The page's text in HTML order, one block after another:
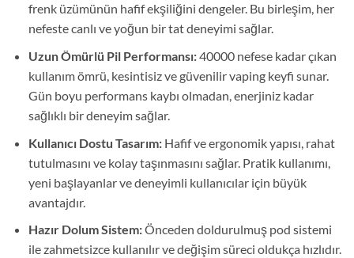
frenk üzümünün hafif ekşiliğini dengeler. Bu birleşim, her
nefeste canlı ve yoğun bir tat deneyimi sağlar.
Uzun Ömürlü Pil Performansı:40000 nefese kadar çıkan
kullanım ömrü, kesintisiz ve güvenilir vaping keyfi sunar.
Gün boyu performans kaybı olmadan, enerjiniz kadar
sağlıklı bir deneyim sağlar.
Kullanıcı Dostu Tasarım:Hafif ve ergonomik yapısı, rahat
tutulmasını ve kolay taşınmasını sağlar. Pratik kullanımı,
yeni başlayanlar ve deneyimli kullanıcılar için büyük
avantajdır.
Hazır Dolum Sistem:Önceden doldurulmuş pod sistemi
ile zahmetsizce kullanılır ve değişim süreci oldukça hızlıdır.